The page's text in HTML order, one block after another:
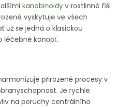
kanabinoidy v rostlinné říši
vyskytuje ve všech
už se jedná o klasickou
léčebné konopí.
přirozené procesy v
Je rychle
na poruchy centrálního